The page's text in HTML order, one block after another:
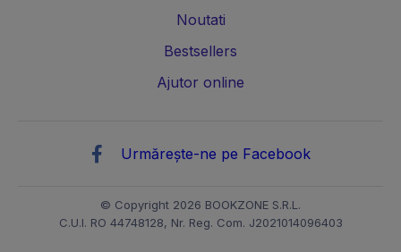
Noutati
Bestsellers
Ajutor online
Urmărește-ne pe Facebook
© Copyright 2026 BOOKZONE S.R.L.
C.U.I. RO 44748128, Nr. Reg. Com. J2021014096403